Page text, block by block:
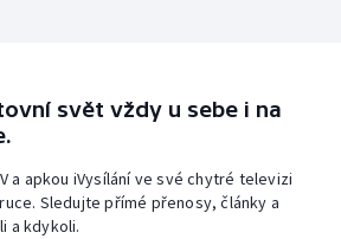
svět vždy u sebe i na
a apkou iVysílání ve své chytré televizi
Sledujte přímé přenosy, články a
a kdykoli.